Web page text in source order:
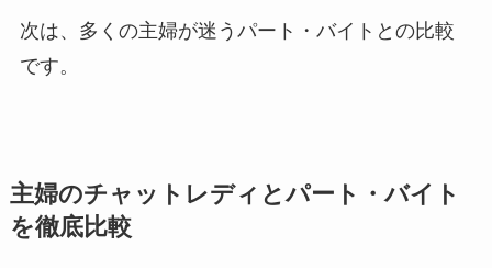
次は、多くの主婦が迷うパート・バイトとの比較
です。
主婦のチャットレディとパート・バイト
を徹底比較